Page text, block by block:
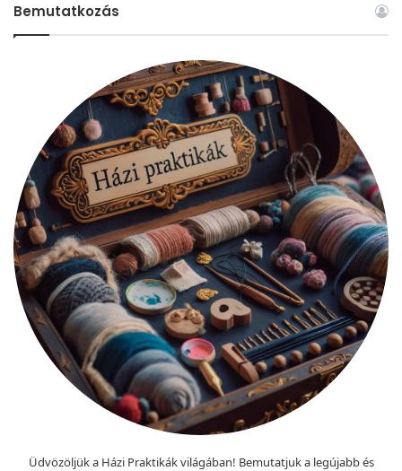
Bemutatkozás
Üdvözöljük a Házi Praktikák világában! Bemutatjuk a legújabb és